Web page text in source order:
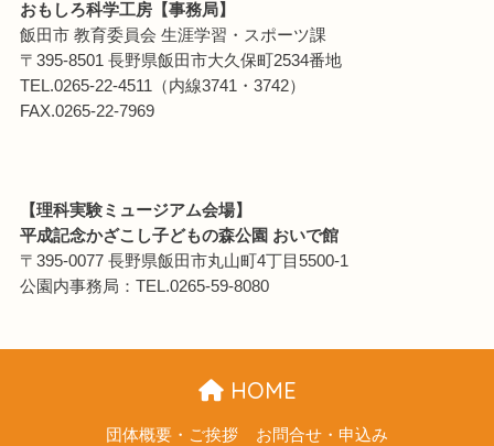
おもしろ科学工房【事務局】
飯田市 教育委員会 生涯学習・スポーツ課
〒395-8501 長野県飯田市大久保町2534番地
TEL.0265-22-4511（内線3741・3742）
FAX.0265-22-7969
【理科実験ミュージアム会場】
平成記念かざこし子どもの森公園 おいで館
〒395-0077 長野県飯田市丸山町4丁目5500-1
公園内事務局：TEL.0265-59-8080
HOME
団体概要・ご挨拶 お問合せ・申込み